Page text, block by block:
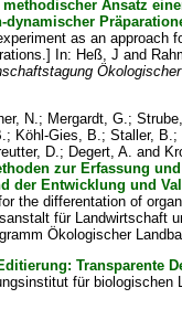
Ansatz
as an approach
In: Heß, J and
N.; Mergardt, G.;
; Köhl-Gies, B.;Staller, B.;
D.; Degert, A. and
zur Erfassung
der Entwicklung und
the differentation of
für Landwirtschaft
Ökologischer
Transparente
für biologischen